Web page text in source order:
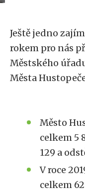
Ještě jedno
rokem pro nás
Městského
Města
Město
celkem 5
129 a
V roce
celkem